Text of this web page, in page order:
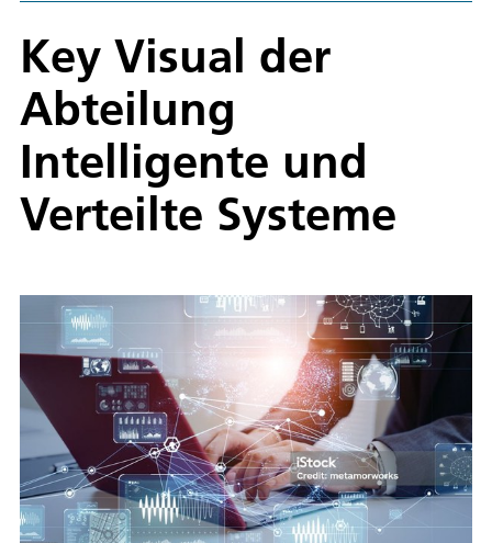
Key Visual der
Abteilung
Intelligente und
Verteilte Systeme